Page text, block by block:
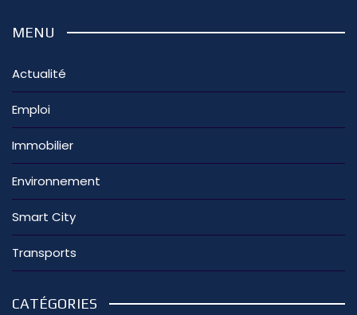
MENU
Actualité
Emploi
Immobilier
Environnement
Smart City
Transports
CATÉGORIES